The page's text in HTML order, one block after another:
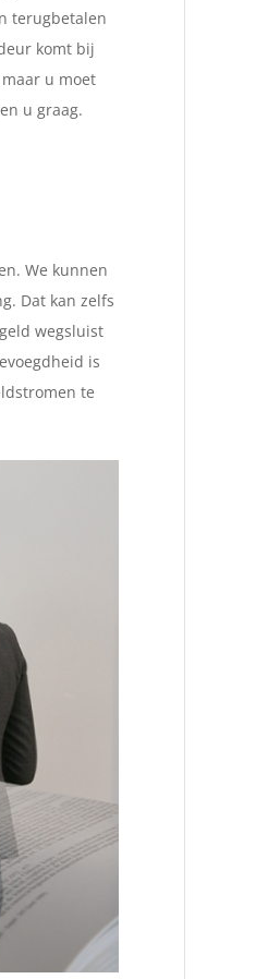
terugbetalen
komt bij
u moet
u graag.
We kunnen
Dat kan zelfs
wegsluist
is
te